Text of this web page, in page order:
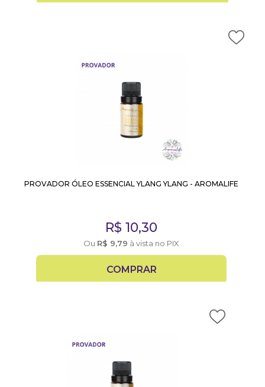
PROVADOR ÓLEO ESSENCIAL YLANG YLANG - AROMALIFE
R$ 10,30
Ou R$ 9,79 à vista no PIX
COMPRAR